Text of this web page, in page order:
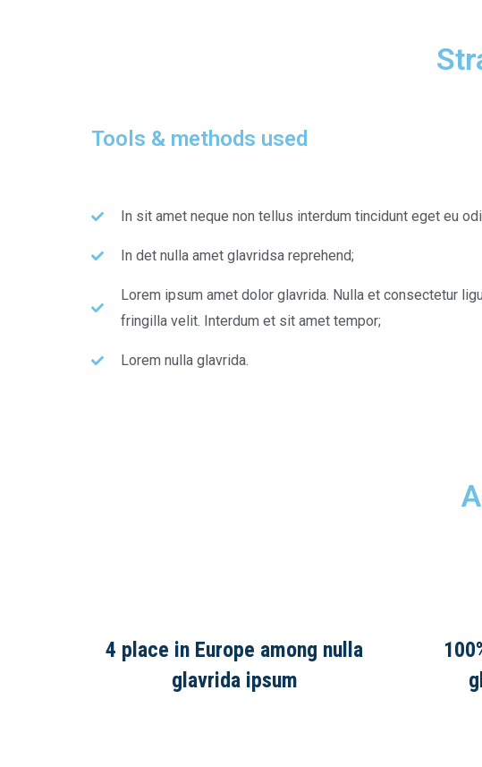
Tools & methods used
In sit amet neque non tellus interdum tincidunt eget eu
In det nulla amet glavridsa reprehend;
Lorem ipsum amet dolor glavrida. Nulla et consectetur
fringilla velit. Interdum et sit amet tempor;
Lorem nulla glavrida.
4 place in Europe among nulla
glavrida ipsum